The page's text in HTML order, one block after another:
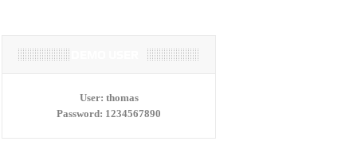
User: thomas
Password: 1234567890